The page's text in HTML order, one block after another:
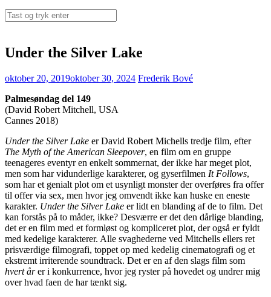
Søg
efter:
Under the Silver Lake
oktober 20, 2019oktober 30, 2024 Frederik Bové
Palmesøndag del 149
(David Robert Mitchell, USA
Cannes 2018)
Under the Silver Lake er David Robert Michells tredje film, efter
The Myth of the American Sleepover, en film om en gruppe
teenageres eventyr en enkelt sommernat, der ikke har meget plot,
men som har vidunderlige karakterer, og gyserfilmen It Follows,
som har et genialt plot om et usynligt monster der overføres fra offer
til offer via sex, men hvor jeg omvendt ikke kan huske en eneste
karakter. Under the Silver Lake er lidt en blanding af de to film. Det
kan forstås på to måder, ikke? Desværre er det den dårlige blanding,
det er en film med et formløst og kompliceret plot, der også er fyldt
med kedelige karakterer. Alle svaghederne ved Mitchells ellers ret
prisværdige filmografi, toppet op med kedelig cinematografi og et
ekstremt irriterende soundtrack. Det er en af den slags film som
hvert årer i konkurrence, hvor jeg ryster på hovedet og undrer mig
over hvad faen de har tænkt sig.